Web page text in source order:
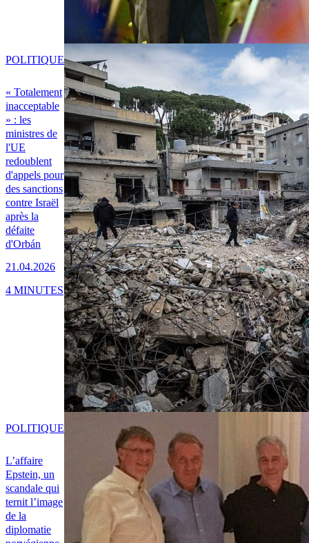
« Totalement
inacceptable
» : les
ministres de
l'UE
redoublent
d'appels pour
des sanctions
contre Israël
après la
défaite
d'Orbán
21.04.2026
POLITIQUE
4 MINUTES
L’affaire
Epstein, un
scandale qui
ternit l’image
de la
diplomatie
POLITIQUE